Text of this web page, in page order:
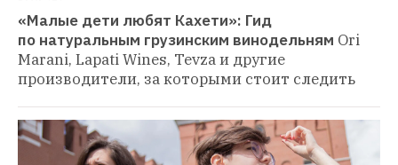
«Малые дети любят Кахети»: Гид
по натуральным грузинским винодельням Ori
Marani, Lapati Wines, Tevza и другие
производители, за которыми стоит следить